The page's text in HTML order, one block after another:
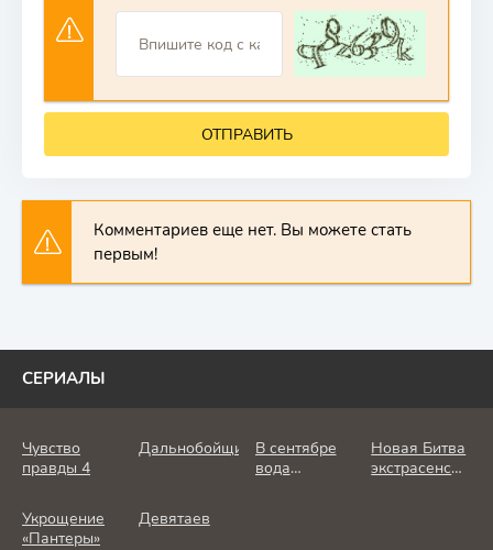
ОТПРАВИТЬ
Комментариев еще нет. Вы можете стать
первым!
СЕРИАЛЫ
Чувство
правды 4
Дальнобойщик
В сентябре
вода
Новая Битва
экстрасенсов
Укрощение
«Пантеры»
Девятаев